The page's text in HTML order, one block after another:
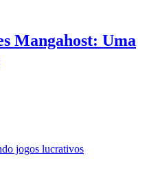
Mangahost: Uma
jogos lucrativos